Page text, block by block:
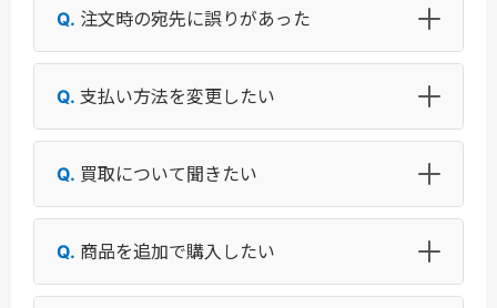
注文時の宛先に誤りがあった
支払い方法を変更したい
買取について聞きたい
商品を追加で購入したい